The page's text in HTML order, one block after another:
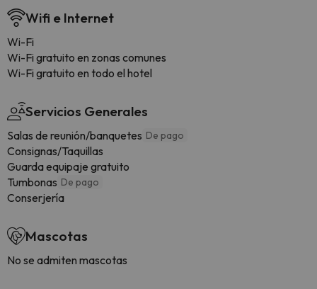
Wifi e Internet
Wi-Fi
Wi-Fi gratuito en zonas comunes
Wi-Fi gratuito en todo el hotel
Servicios Generales
Salas de reunión/banquetes De pago
Consignas/Taquillas
Guarda equipaje gratuito
Tumbonas De pago
Conserjería
Mascotas
No se admiten mascotas